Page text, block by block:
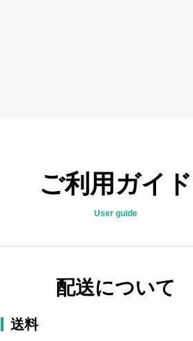
ご利用ガイド
User guide
配送について
送料